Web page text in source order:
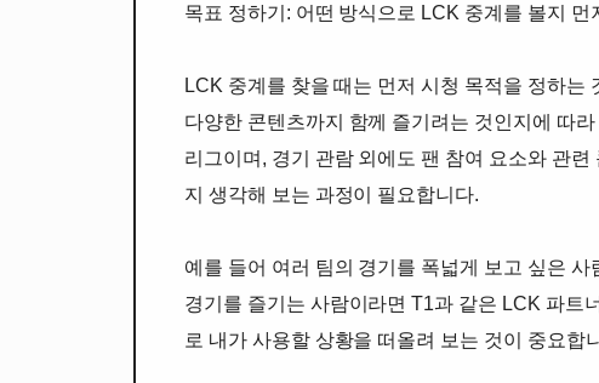
목표 정하기: 어떤 방식으로 LCK 중계를 볼지 먼
LCK 중계를 찾을 때는 먼저 시청 목적을 정하는
다양한 콘텐츠까지 함께 즐기려는 것인지에 따
리그이며, 경기 관람 외에도 팬 참여 요소와 관
지 생각해 보는 과정이 필요합니다.
예를 들어 여러 팀의 경기를 폭넓게 보고 싶은
경기를 즐기는 사람이라면 T1과 같은 LCK 파트
로 내가 사용할 상황을 떠올려 보는 것이 중요합